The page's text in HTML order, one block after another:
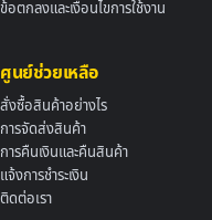
ข้อตกลงและเงื่อนไขการใช้งาน
ศูนย์ช่วยเหลือ
สั่งซื้อสินค้าอย่างไร
การจัดส่งสินค้า
การคืนเงินและคืนสินค้า
แจ้งการชำระเงิน
ติดต่อเรา